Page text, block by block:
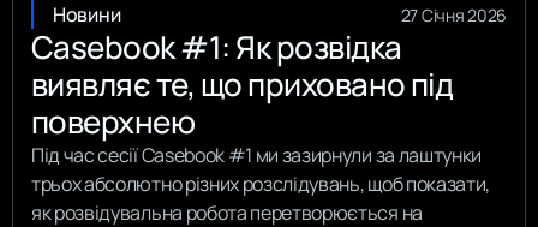
Новини 27 Січня 2026
Casebook #1: Як розвідка
виявляє те, що приховано під
поверхнею
Під час сесії Casebook #1 ми зазирнули за лаштунки
трьох абсолютно різних розслідувань, щоб показати,
як розвідувальна робота перетворюється на